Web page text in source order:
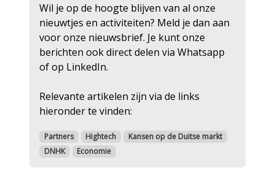
Wil je op de hoogte blijven van al onze
nieuwtjes en activiteiten? Meld je dan aan
voor onze nieuwsbrief. Je kunt onze
berichten ook direct delen via Whatsapp
of op LinkedIn.
Relevante artikelen zijn via de links
hieronder te vinden:
Partners Hightech
Kansen op de Duitse markt
DNHK
Economie